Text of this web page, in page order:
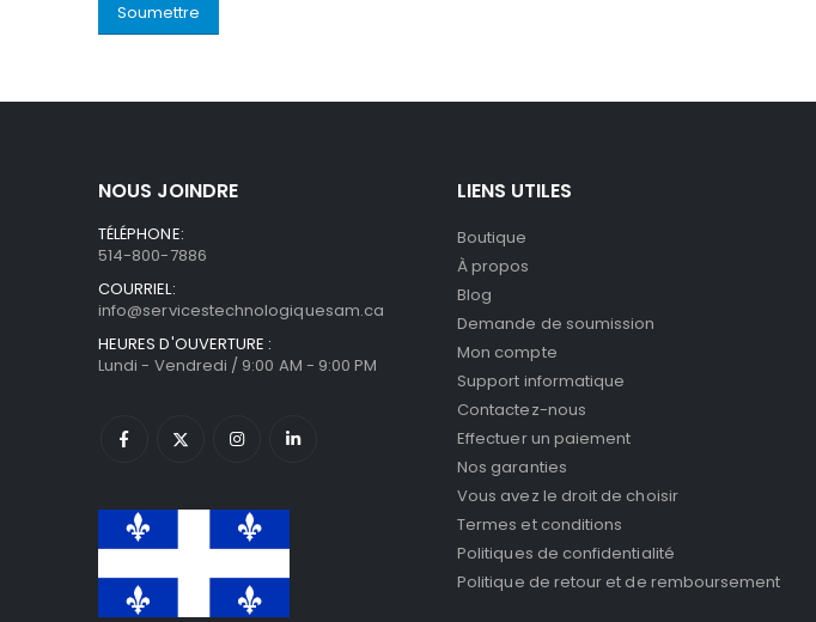
NOUS JOINDRE
TÉLÉPHONE:
514-800-7886
COURRIEL:
info@servicestechnologiquesam.ca
HEURES D'OUVERTURE :
Lundi - Vendredi / 9:00 AM - 9:00 PM
LIENS UTILES
Boutique
À propos
Blog
Demande de soumission
Mon compte
Support informatique
Contactez-nous
Effectuer un paiement
Nos garanties
Vous avez le droit de choisir
Termes et conditions
Politiques de confidentialité
Politique de retour et de remboursement